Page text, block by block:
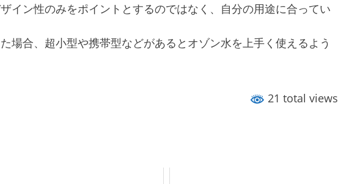
イン性のみをポイントとするのではなく、自分の用途に合ってい
場合、超小型や携帯型などがあるとオゾン水を上手く使えるよう
21 total views